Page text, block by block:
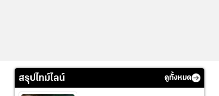
สรุปไทม์ไลน์ ดูทั้งหมด